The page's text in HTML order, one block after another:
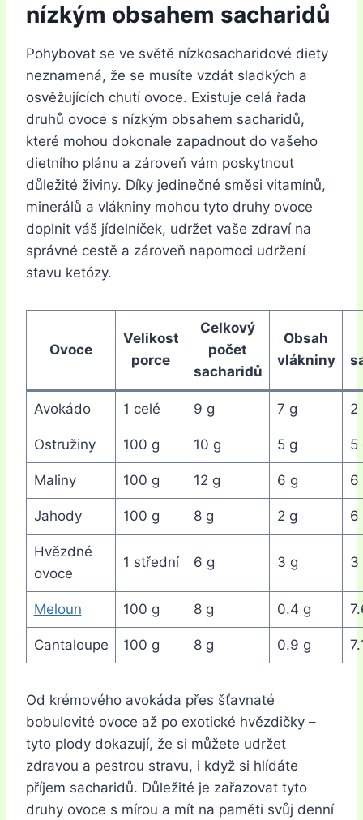
nízkým obsahem sacharidů
Pohybovat se ve světě nízkosacharidové diety
neznamená, že se musíte vzdát sladkých a
osvěžujících chutí ovoce. Existuje celá řada
druhů ovoce s nízkým obsahem sacharidů,
které mohou dokonale zapadnout do vašeho
dietního plánu a zároveň vám poskytnout
důležité živiny. Díky jedinečné směsi vitamínů,
minerálů a vlákniny mohou tyto druhy ovoce
doplnit váš jídelníček, udržet vaše zdraví na
správné cestě a zároveň napomoci udržení
stavu ketózy.
Ovoce
Velikost
porce
Celkový
počet
sacharidů
Obsah
vlákniny
Avokádo 1 celé 9 g 7 g 2
Ostružiny 100 g 10 g 5 g 5
Maliny 100 g 12 g 6 g 6
Jahody 100 g 8 g 2 g 6
Hvězdné
ovoce
1 střední 6 g 3 g 3
Meloun 100 g 8 g 0.4 g
Cantaloupe 100 g 8 g 0.9 g
Od krémového avokáda přes šťavnaté
bobulovité ovoce až po exotické hvězdičky –
tyto plody dokazují, že si můžete udržet
zdravou a pestrou stravu, i když si hlídáte
příjem sacharidů. Důležité je zařazovat tyto
druhy ovoce s mírou a mít na paměti svůj denní